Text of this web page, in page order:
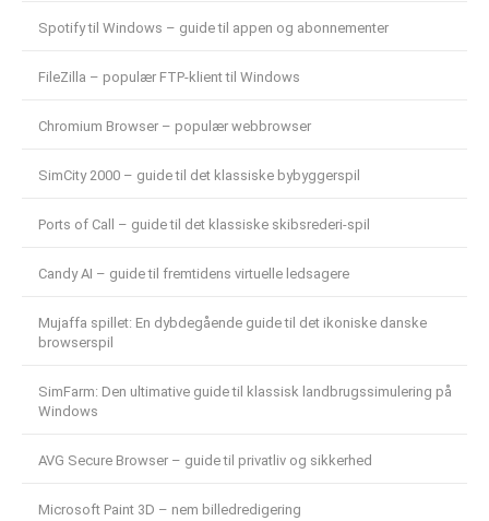
Spotify til Windows – guide til appen og abonnementer
FileZilla – populær FTP-klient til Windows
Chromium Browser – populær webbrowser
SimCity 2000 – guide til det klassiske bybyggerspil
Ports of Call – guide til det klassiske skibsrederi-spil
Candy AI – guide til fremtidens virtuelle ledsagere
Mujaffa spillet: En dybdegående guide til det ikoniske danske
browserspil
SimFarm: Den ultimative guide til klassisk landbrugssimulering på
Windows
AVG Secure Browser – guide til privatliv og sikkerhed
Microsoft Paint 3D – nem billedredigering